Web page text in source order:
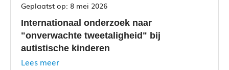
8 mei 2026
Internationaal onderzoek naar
"onverwachte tweetaligheid" bij
autistische kinderen
Lees meer